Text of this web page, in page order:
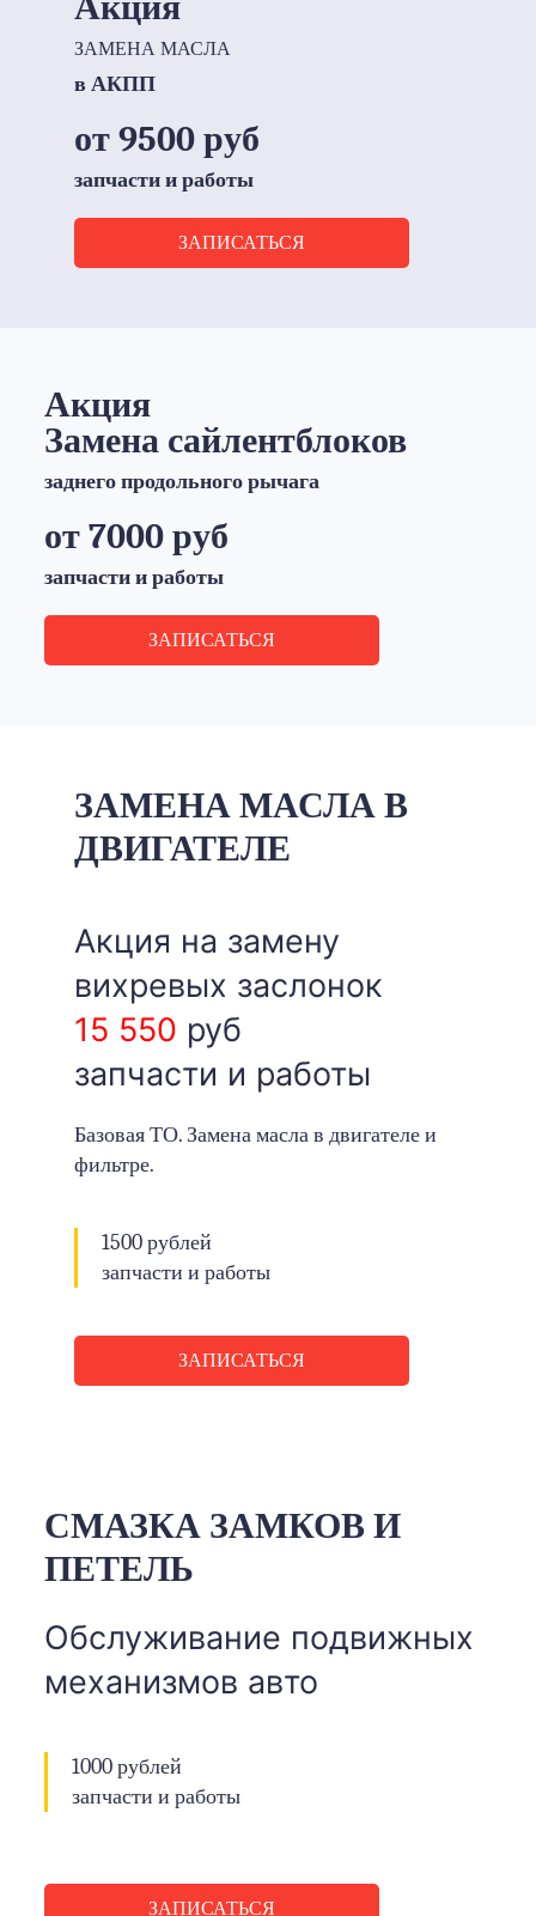
ЗАМЕНА МАСЛА
в АКПП
от 9500 руб
запчасти и работы
ЗАПИСАТЬСЯ
Акция
Замена сайлентблоков
заднего продольного рычага
от 7000 руб
запчасти и работы
ЗАПИСАТЬСЯ
ЗАМЕНА МАСЛА В
ДВИГАТЕЛЕ
Акция на замену
вихревых заслонок
15 550 руб
запчасти и работы
Базовая ТО. Замена масла в двигателе и
фильтре.
1500 рублей
запчасти и работы
ЗАПИСАТЬСЯ
СМАЗКА ЗАМКОВ И
ПЕТЕЛЬ
Обслуживание подвижных
механизмов авто
1000 рублей
запчасти и работы
ЗАПИСАТЬСЯ